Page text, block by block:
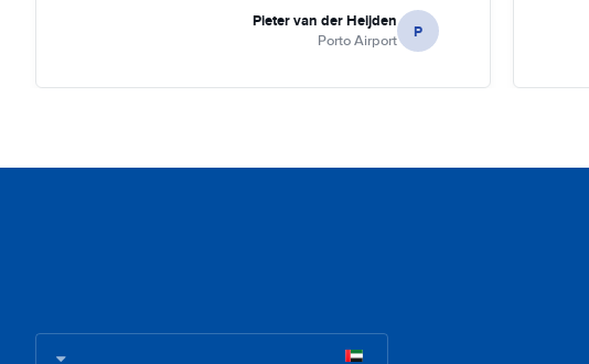
P
Pieter van der Heijden
Porto Airport